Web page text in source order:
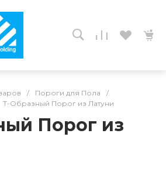
/ Пороги для Пола
/
Т-Образный Порог из Латуни
Порог из